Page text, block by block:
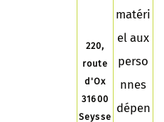
220,
route
d'Ox
31600
Seysse
matéri
el aux
perso
nnes
dépen